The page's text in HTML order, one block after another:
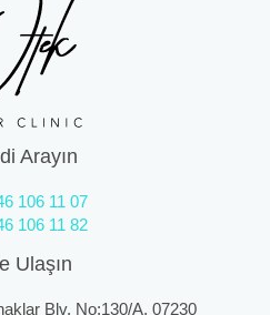
Arayın
106 11 07
106 11 82
Ulaşın
Blv. No:130/A, 07230